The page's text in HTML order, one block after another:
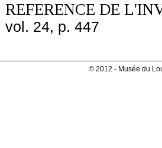
REFERENCE DE
vol. 24, p. 447
© 2012 - Musée du